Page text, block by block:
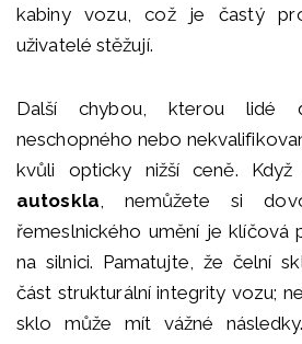
kabiny vozu, což je častý
uživatelé stěžují.
Další chybou, kterou lidé
neschopného nebo
kvůli opticky nižší ceně.
autoskla, nemůžete si
řemeslnického umění je klíčová
na silnici. Pamatujte, že čelní
část strukturální integrity vozu;
sklo může mít vážné